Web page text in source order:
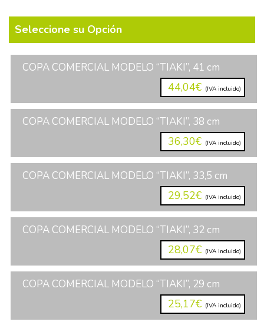
Seleccione su Opción
COPA COMERCIAL MODELO “TIAKI”, 41 cm
44,04€ (IVA incluido)
COPA COMERCIAL MODELO “TIAKI”, 38 cm
36,30€ (IVA incluido)
COPA COMERCIAL MODELO “TIAKI”, 33,5 cm
29,52€ (IVA incluido)
COPA COMERCIAL MODELO “TIAKI”, 32 cm
28,07€ (IVA incluido)
COPA COMERCIAL MODELO “TIAKI”, 29 cm
25,17€ (IVA incluido)